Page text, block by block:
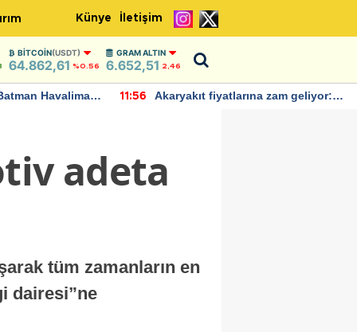
Künye İletişim
BITCOIN(USDT)
64.862,61 %0.56
GRAM ALTIN
6.652,51 2,46
Havalimanı
11:56
Akaryakıt fiyatlarına zam geliyor:
adeta
tüm zamanların en
dairesi”ne